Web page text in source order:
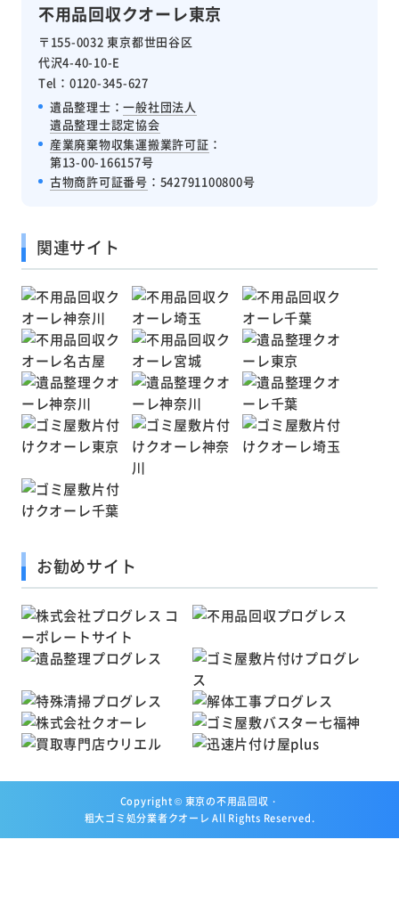
不用品回収クオーレ東京
〒155-0032 東京都世田谷区
代沢4-40-10-E
Tel：0120-345-627
遺品整理士：一般社団法人
遺品整理士認定協会
産業廃棄物収集運搬業許可証 ：
第13-00-166157号
古物商許可証番号 ：542791100800号
関連サイト
お勧めサイト
Copyright © 東京の不用品回収・
粗大ゴミ処分業者クオーレ All Rights Reserved.